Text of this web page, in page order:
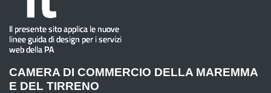
CAMERA DI COMMERCIO DELLA MAREMMA
E DEL TIRRENO